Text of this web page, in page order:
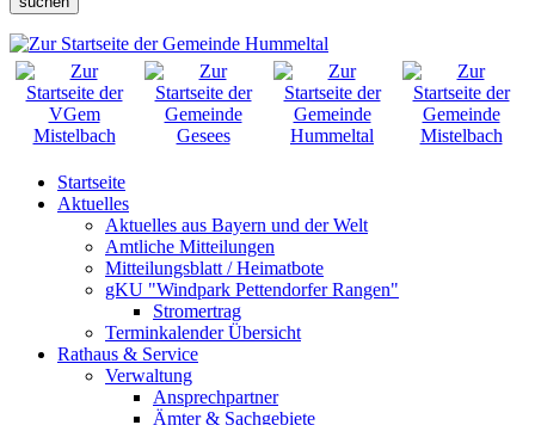
Startseite
Aktuelles
Aktuelles aus Bayern und der Welt
Amtliche Mitteilungen
Mitteilungsblatt / Heimatbote
gKU "Windpark Pettendorfer Rangen"
Stromertrag
Terminkalender Übersicht
Rathaus & Service
Verwaltung
Ansprechpartner
Ämter & Sachgebiete